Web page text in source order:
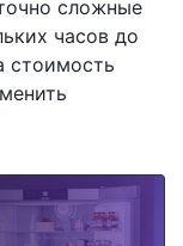
сложные
часов до
стоимость